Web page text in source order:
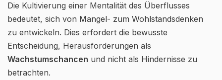
Die Kultivierung einer Mentalität des Überflusses
bedeutet, sich von Mangel- zum Wohlstandsdenken
zu entwickeln. Dies erfordert die bewusste
Entscheidung, Herausforderungen als
Wachstumschancen und nicht als Hindernisse zu
betrachten.